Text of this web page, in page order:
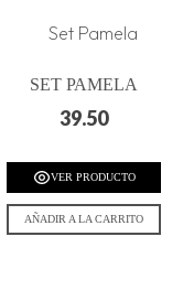
SET PAMELA
39.50
VER PRODUCTO
AÑADIR A LA CARRITO